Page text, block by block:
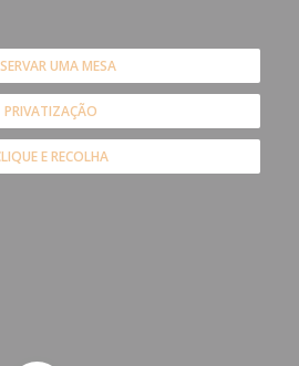
UMA MESA
PRIVATIZAÇÃO
E RECOLHA
nova janela))
numa nova janela))